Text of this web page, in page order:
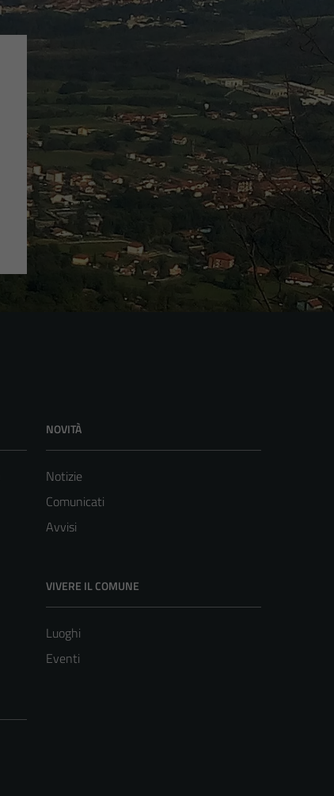
NOVITÀ
Notizie
Comunicati
Avvisi
VIVERE IL COMUNE
Luoghi
Eventi